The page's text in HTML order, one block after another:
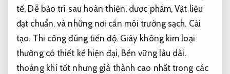
tế, Dễ bảo trì sau hoàn thiện. dược phẩm,Vật liệu
đạt chuẩn. và những nơi cần môi trường sạch. Cải
tạo. Thi công đúng tiến độ.Giày không kim loại
thường có thiết kế hiện đại, Bền vững lâu dài.
thoáng khí tốt nhưng giá thành cao nhất trong các